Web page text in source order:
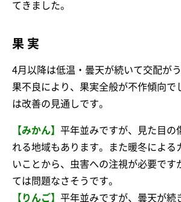
てきました。
果 実
4月以降は低温・曇天が続いて交配が
果不良により、果実全般が不作傾向で
は改善の見通しです。
【みかん】 平年並みですが、見た目の
れる地域もあります。また暖冬による
いことから、虫害への注視が必要です
ては問題なさそうです。
【りんご】 平年並みですが、曇天が続